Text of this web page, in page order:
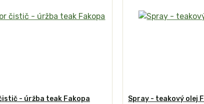
- úržba teak Fakopa Spray - teakový olej